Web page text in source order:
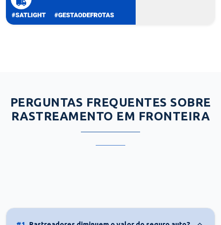
PERGUNTAS FREQUENTES SOBRE
RASTREAMENTO EM FRONTEIRA